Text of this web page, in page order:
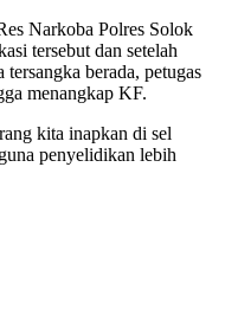
Narkoba Polres Solok
tersebut dan setelah
berada, petugas
menangkap KF.
kita inapkan di sel
penyelidikan lebih